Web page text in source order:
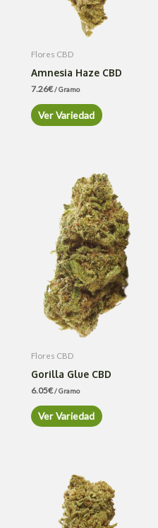
Flores CBD
Amnesia Haze CBD
7.26€/ Gramo
Ver Variedad
Flores CBD
Gorilla Glue CBD
6.05€/ Gramo
Ver Variedad